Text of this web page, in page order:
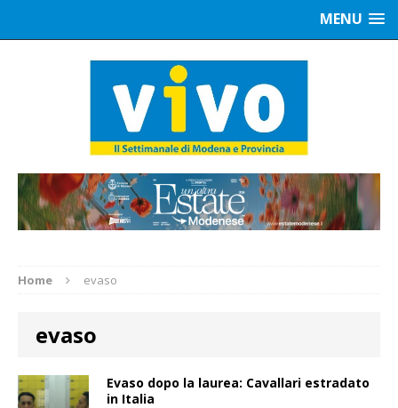
MENU
Home evaso
evaso
Evaso dopo la laurea: Cavallari estradato
in Italia